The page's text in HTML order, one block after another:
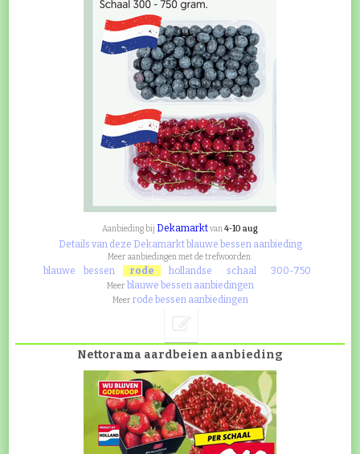
Aanbieding bij Dekamarktvan4-10 aug
Details van deze Dekamarkt blauwe bessen aanbieding
Meer aanbiedingen met de trefwoorden:
blauwe bessen rode hollandse schaal 300-750
Meer blauwe bessen aanbiedingen
Meer rode bessen aanbiedingen
Nettorama aardbeien aanbieding